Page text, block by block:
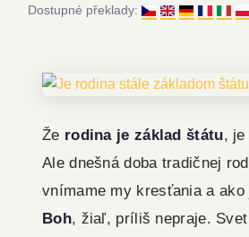
Dostupné překlady:
Že rodina je základ štátu, je
Ale dnešná doba tradičnej
vnímame my kresťania a ako
Boh, žiaľ, príliš nepraje.